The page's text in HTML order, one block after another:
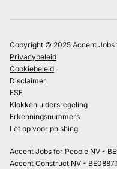
Copyright © 2025 Accent Jobs
Privacybeleid
Cookiebeleid
Disclaimer
ESF
Klokkenluidersregeling
Erkenningsnummers
Let op voor phishing
Accent Jobs for People NV -
Accent Construct NV -